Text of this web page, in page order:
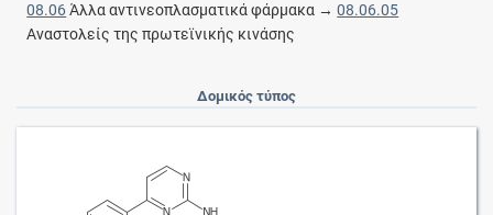
08.06Άλλα αντινεοπλασματικά φάρμακα →08.06.05
Αναστολείς της πρωτεϊνικής κινάσης
Δομικός τύπος